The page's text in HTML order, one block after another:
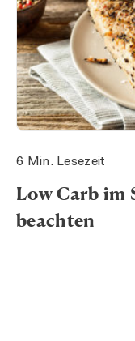
Low Carb im
beachten
6 Min. Lesezeit